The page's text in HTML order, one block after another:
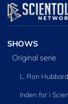
SE
SHOWS
Original serie
L. Ron
Inden for i